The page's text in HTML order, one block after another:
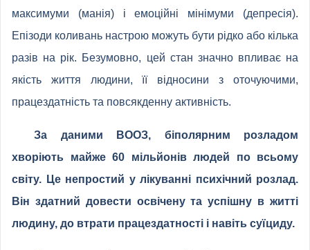
максимуми (манія) і емоційні мінімуми (депресія).
Епізоди коливань настрою можуть бути рідко або кілька
разів на рік. Безумовно, цей стан значно впливає на
якість життя людини, її відносини з оточуючими,
працездатність та повсякденну активність.
За даними ВООЗ, біполярним розладом
хворіють майже 60 мільйонів людей по всьому
світу. Це непростий у лікуванні психічний розлад.
Він здатний довести освічену та успішну в житті
людину, до втрати працездатності і навіть суїциду.